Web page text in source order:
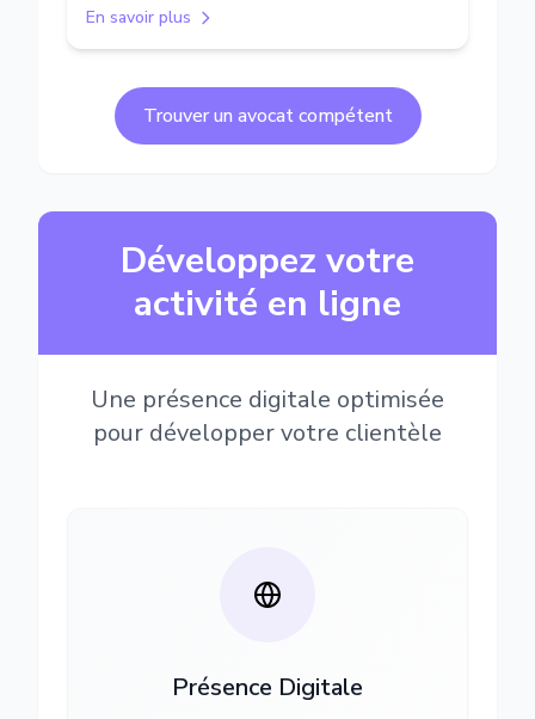
En savoir plus
Trouver un avocat compétent
Développez votre
activité en ligne
Une présence digitale optimisée
pour développer votre clientèle
Présence Digitale